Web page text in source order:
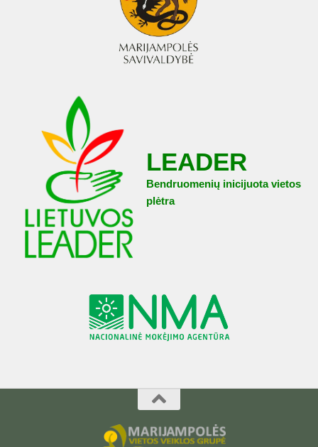
LEADER
Bendruomenių inicijuota vietos
plėtra